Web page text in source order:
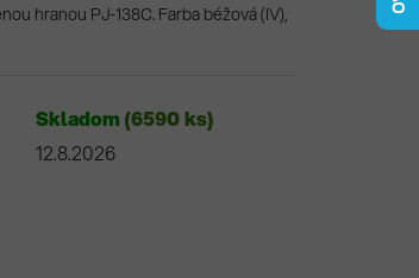
hranou PJ-138C. Farba béžová (IV),
Skladom (6590 ks)
12.8.2026